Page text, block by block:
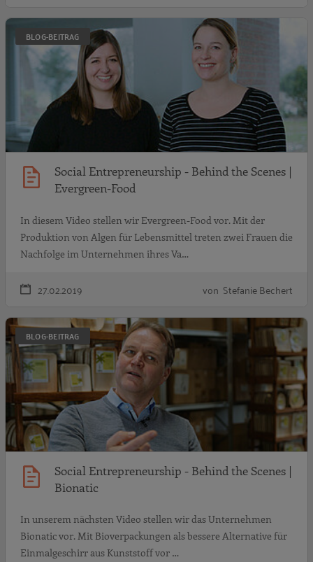
BLOG-BEITRAG
Social Entrepreneurship - Behind the Scenes |
Evergreen-Food
In diesem Video stellen wir Evergreen-Food vor. Mit der
Produktion von Algen für Lebensmittel treten zwei Frauen die
Nachfolge im Unternehmen ihres Va…
27.02.2019 von Stefanie Bechert
BLOG-BEITRAG
Social Entrepreneurship - Behind the Scenes |
Bionatic
In unserem nächsten Video stellen wir das Unternehmen
Bionatic vor. Mit Bioverpackungen als bessere Alternative für
Einmalgeschirr aus Kunststoff vor …